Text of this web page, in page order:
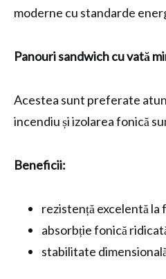
moderne cu standarde
Panouri sandwich cu vată
Acestea sunt preferate
incendiu și izolarea fonică
Beneficii:
rezistență excelentă la
absorbție fonică
stabilitate